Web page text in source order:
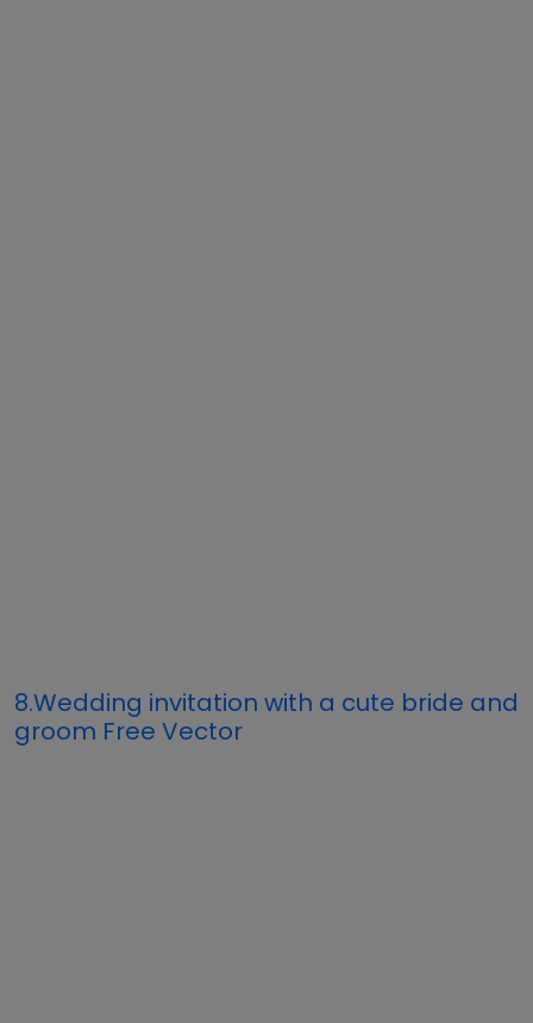
8.Wedding invitation with a cute bride and
groom Free Vector